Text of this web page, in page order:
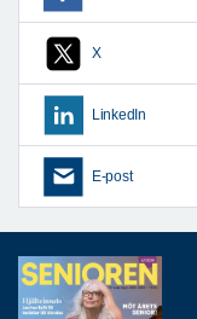
X
LinkedIn
E-post